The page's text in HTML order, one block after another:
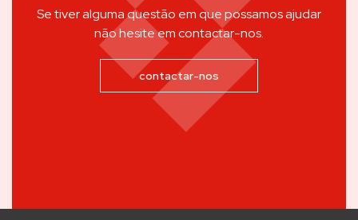
Se tiver alguma questão em que possamos ajudar
não hesite em contactar-nos.
contactar-nos